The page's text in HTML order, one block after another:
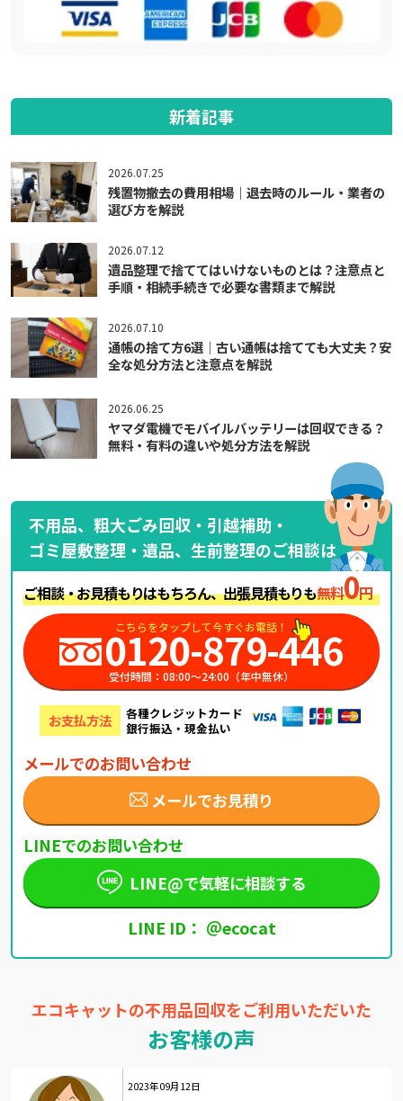
新着記事
2026.07.25
残置物撤去の費用相場｜退去時のルール・業者の
選び方を解説
2026.07.12
遺品整理で捨ててはいけないものとは？注意点と
手順・相続手続きで必要な書類まで解説
2026.07.10
通帳の捨て方6選｜古い通帳は捨てても大丈夫？安
全な処分方法と注意点を解説
2026.06.25
ヤマダ電機でモバイルバッテリーは回収できる？
無料・有料の違いや処分方法を解説
不用品、粗大ごみ回収・引越補助・
ゴミ屋敷整理・遺品、生前整理のご相談は
ご相談・お見積もりはもちろん、出張見積もりも無料0円
こちらをタップして今すぐお電話！
0120-879-446
受付時間：08:00～24:00（年中無休）
お支払方法
各種クレジットカード
銀行振込・現金払い
メールでのお問い合わせ
メールでお見積り
LINEでのお問い合わせ
LINE@で気軽に相談する
LINE ID： ＠ecocat
エコキャットの不用品回収をご利用いただいた
お客様の声
2023年09月12日